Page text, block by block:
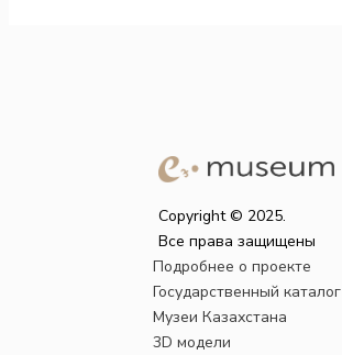
Copyright © 2025.
Все права защищены
Подробнее о проекте
Государственный каталог
Музеи Казахстана
3D модели